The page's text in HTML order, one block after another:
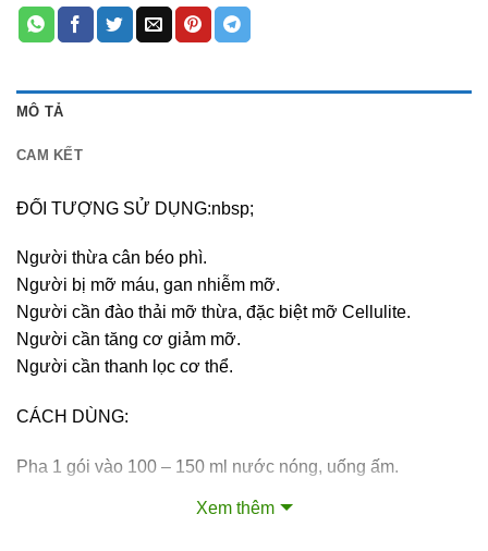
MÔ TẢ
CAM KẾT
ĐỐI TƯỢNG SỬ DỤNG:nbsp;
Người thừa cân béo phì.
Người bị mỡ máu, gan nhiễm mỡ.
Người cần đào thải mỡ thừa, đặc biệt mỡ Cellulite.
Người cần tăng cơ giảm mỡ.
Người cần thanh lọc cơ thể.
CÁCH DÙNG:
Pha 1 gói vào 100 – 150 ml nước nóng, uống ấm.
Xem thêm